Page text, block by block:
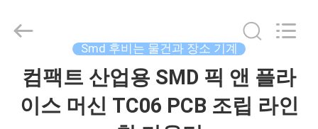
Copyright
CHARMHIGH
LIMITED.
Smd 후비는 물건과 장소 기계
컴팩트 산업용 SMD 픽 앤 플라
이스 머신 TC06 PCB 조립 라인